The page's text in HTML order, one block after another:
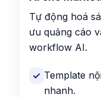
Tự động hoá
ưu quảng cáo
workflow AI.
✓ Template
nhanh.